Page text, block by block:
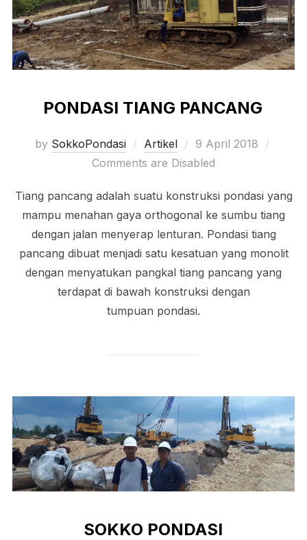
PONDASI TIANG PANCANG
by SokkoPondasi Artikel
Posted
on
9 April 2018
Comments are Disabled
Tiang pancang adalah suatu konstruksi pondasi yang
mampu menahan gaya orthogonal ke sumbu tiang
dengan jalan menyerap lenturan. Pondasi tiang
pancang dibuat menjadi satu kesatuan yang monolit
dengan menyatukan pangkal tiang pancang yang
terdapat di bawah konstruksi dengan
tumpuan pondasi.
SOKKO PONDASI